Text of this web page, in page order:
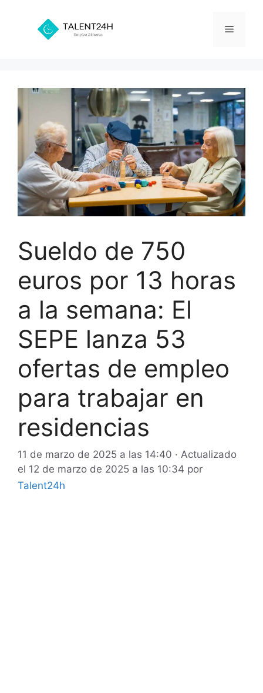
contenido
Menú
Sueldo de 750
euros por 13 horas
a la semana: El
SEPE lanza 53
ofertas de empleo
para trabajar en
residencias
11 de marzo de 2025 a las 14:40 · Actualizado
el 12 de marzo de 2025 a las 10:34 por
Talent24h